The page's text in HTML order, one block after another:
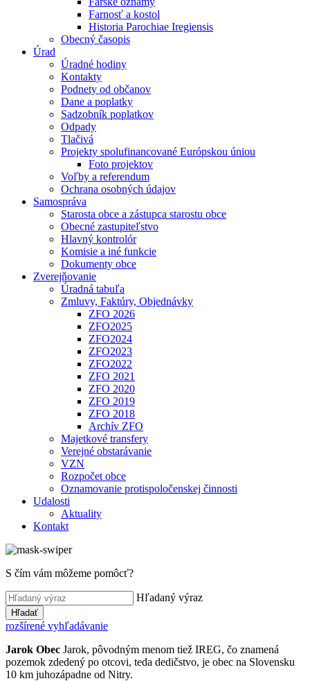
Farnosť a kostol
Historia Parochiae Iregiensis
Obecný časopis
Úrad
Úradné hodiny
Kontakty
Podnety od občanov
Dane a poplatky
Sadzobník poplatkov
Odpady
Tlačivá
Projekty spolufinancované Európskou úniou
Foto projektov
Voľby a referendum
Ochrana osobných údajov
Samospráva
Starosta obce a zástupca starostu obce
Obecné zastupiteľstvo
Hlavný kontrolór
Komisie a iné funkcie
Dokumenty obce
Zverejňovanie
Úradná tabuľa
Zmluvy, Faktúry, Objednávky
ZFO 2026
ZFO2025
ZFO2024
ZFO2023
ZFO2022
ZFO 2021
ZFO 2020
ZFO 2019
ZFO 2018
Archív ZFO
Majetkové transfery
Verejné obstarávanie
VZN
Rozpočet obce
Oznamovanie protispoločenskej činnosti
Udalosti
Aktuality
Kontakt
S čím vám môžeme pomôcť?
Hľadaný výraz
Hľadať
rozšírené vyhľadávanie
Jarok Obec Jarok, pôvodným menom tiež IREG, čo znamená
pozemok zdedený po otcovi, teda dedičstvo, je obec na Slovensku
10 km juhozápadne od Nitry.